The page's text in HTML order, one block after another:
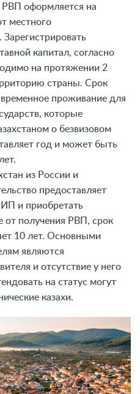
оформляется на
местного
Зарегистрировать
капитал, согласно
на протяжении 2
страны. Срок
проживание для
которые
о безвизовом
год и может быть
из России и
предоставляет
и приобретать
от получения РВП, срок
10 лет. Основными
являются
и отсутствие у него
на статус могут
казахи.